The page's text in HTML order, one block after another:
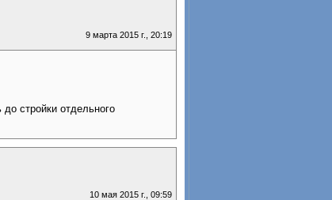
9 марта 2015 г., 20:19
стройки отдельного
10 мая 2015 г., 09:59